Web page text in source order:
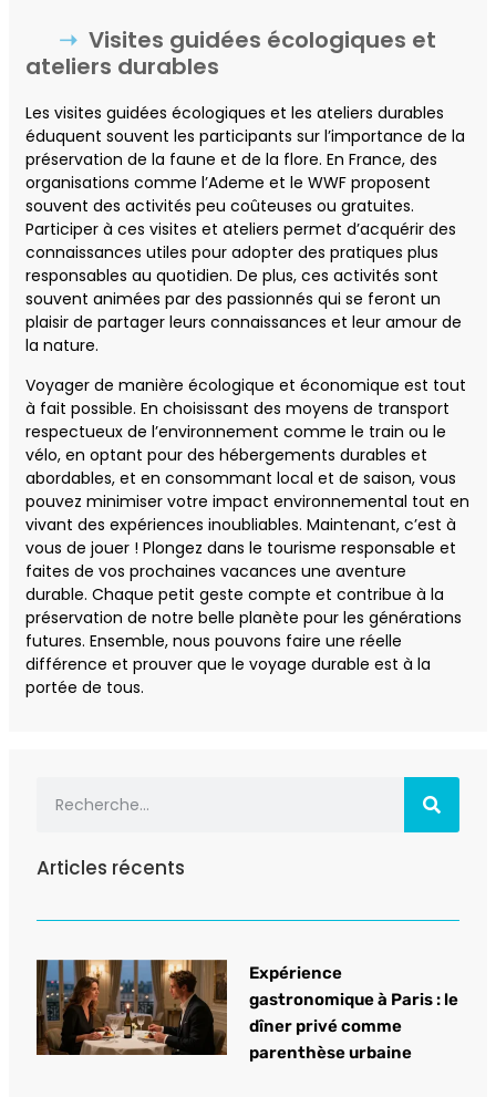
Visites guidées écologiques et
ateliers durables
Les visites guidées écologiques et les ateliers durables
éduquent souvent les participants sur l’importance de la
préservation de la faune et de la flore. En France, des
organisations comme l’Ademe et le WWF proposent
souvent des activités peu coûteuses ou gratuites.
Participer à ces visites et ateliers permet d’acquérir des
connaissances utiles pour adopter des pratiques plus
responsables au quotidien. De plus, ces activités sont
souvent animées par des passionnés qui se feront un
plaisir de partager leurs connaissances et leur amour de
la nature.
Voyager de manière écologique et économique est tout
à fait possible. En choisissant des moyens de transport
respectueux de l’environnement comme le train ou le
vélo, en optant pour des hébergements durables et
abordables, et en consommant local et de saison, vous
pouvez minimiser votre impact environnemental tout en
vivant des expériences inoubliables. Maintenant, c’est à
vous de jouer ! Plongez dans le tourisme responsable et
faites de vos prochaines vacances une aventure
durable. Chaque petit geste compte et contribue à la
préservation de notre belle planète pour les générations
futures. Ensemble, nous pouvons faire une réelle
différence et prouver que le voyage durable est à la
portée de tous.
Articles récents
Expérience
gastronomique à Paris : le
dîner privé comme
parenthèse urbaine